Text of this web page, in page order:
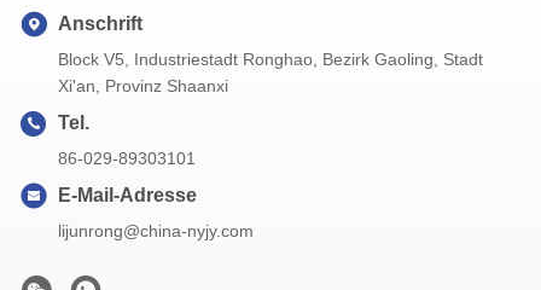
Anschrift
Block V5, Industriestadt Ronghao, Bezirk Gaoling, Stadt
Xi'an, Provinz Shaanxi
Tel.
86-029-89303101
E-Mail-Adresse
lijunrong@china-nyjy.com